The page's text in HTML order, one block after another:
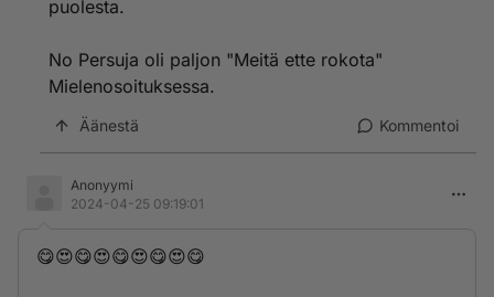
puolesta.
No Persuja oli paljon "Meitä ette rokota"
Mielenosoituksessa.
Äänestä Kommentoi
Anonyymi
2024-04-25 09:19:01
😋😍😋😍😋😍😋😍😋